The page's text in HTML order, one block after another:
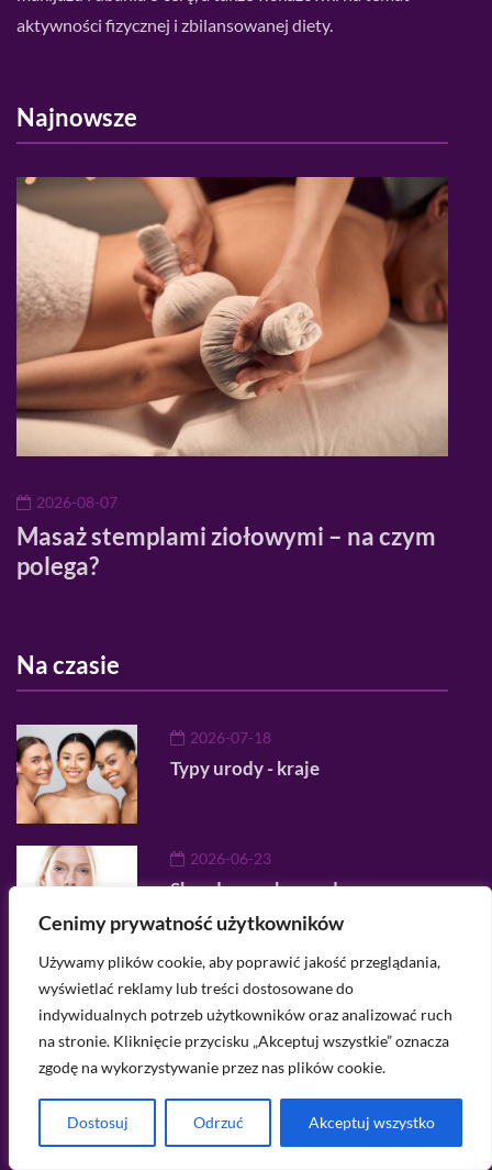
Cenimy prywatność użytkowników
Używamy plików cookie, aby poprawić jakość przeglądania,
wyświetlać reklamy lub treści dostosowane do
indywidualnych potrzeb użytkowników oraz analizować ruch
na stronie. Kliknięcie przycisku „Akceptuj wszystkie” oznacza
zgodę na wykorzystywanie przez nas plików cookie.
Dostosuj Odrzuć Akceptuj wszystko
aktywności fizycznej i zbilansowanej diety.
Najnowsze
2026-08-07
Masaż stemplami ziołowymi – na czym
polega?
Na czasie
2026-07-18
Typy urody - kraje
2026-06-23
Skandynawska uroda
2026-06-09
Jak się ubrać na 22 stopnie? -
Podpowiadamy
Menu